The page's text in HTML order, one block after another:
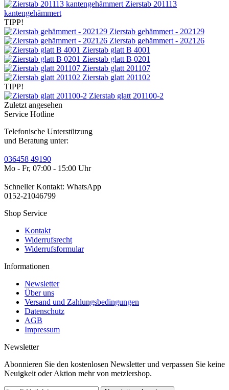
Zierstab 201113
kantengehämmert
TIPP!
Zierstab gehämmert - 202129
Zierstab gehämmert - 202126
Zierstab glatt B 4001
Zierstab glatt B 0201
Zierstab glatt 201107
Zierstab glatt 201102
TIPP!
Zierstab glatt 201100-2
Zuletzt angesehen
Service Hotline
Telefonische Unterstützung
und Beratung unter:
036458 49190
Mo - Fr, 07:00 - 15:00 Uhr
Schneller Kontakt: WhatsApp
0152-21046799
Shop Service
Kontakt
Widerrufsrecht
Widerrufsformular
Informationen
Newsletter
Über uns
Versand und Zahlungsbedingungen
Datenschutz
AGB
Impressum
Newsletter
Abonnieren Sie den kostenlosen Newsletter und verpassen Sie keine
Neuigkeit oder Aktion mehr von metzlershop.